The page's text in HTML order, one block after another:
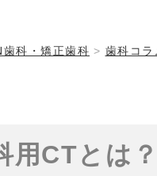
科・矯正歯科 歯科コラ
用CTとは